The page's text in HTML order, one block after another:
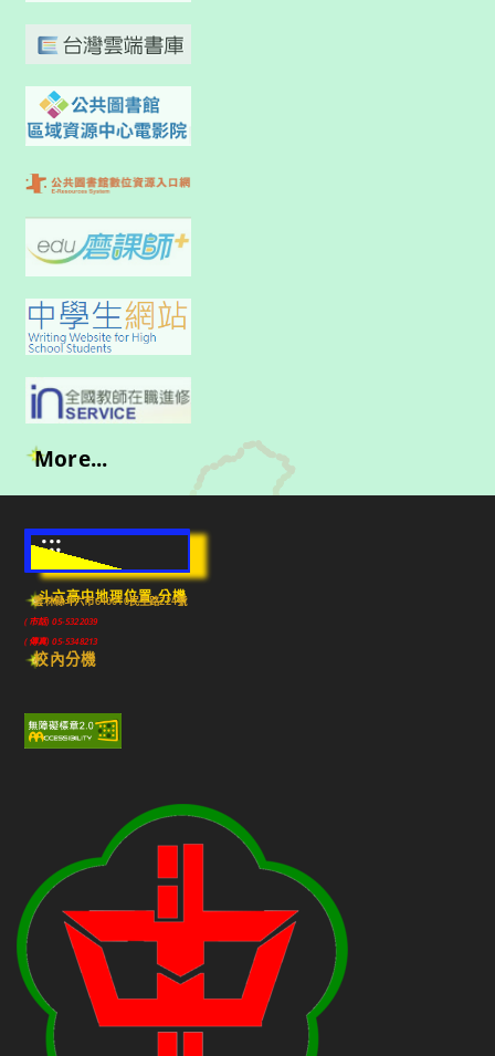
More...
:::
斗六高中地理位置-分機
雲林縣斗六市640010民生路224號
(市話) 05-5322039
(傳真) 05-5348213
校內分機